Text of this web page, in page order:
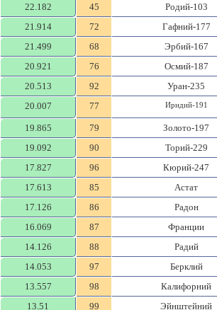
22.182 45 Родий-103
21.914 72 Гафний-177
21.499 68 Эрбий-167
20.921 76 Осмий-187
20.513 92 Уран-235
20.007 77 Иридий-191
19.865 79 Золото-197
19.092 90 Торий-229
17.827 96 Кюрий-247
17.613 85 Астат
17.126 86 Радон
16.069 87 Франции
14.126 88 Радий
14.053 97 Берклий
13.557 98 Калифорний
13.51 99 Эйнштейний